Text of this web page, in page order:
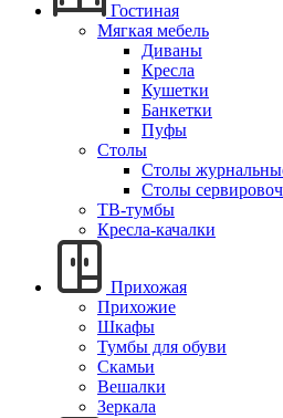
Гостиная
Мягкая мебель
Диваны
Кресла
Кушетки
Банкетки
Пуфы
Столы
Столы
Столы
ТВ-тумбы
Кресла-качалки
Прихожая
Прихожие
Шкафы
Тумбы для обуви
Скамьи
Вешалки
Зеркала